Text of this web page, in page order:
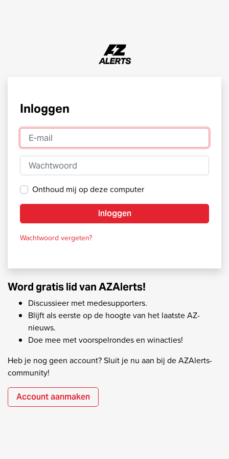
Inloggen
E-mail
Wachtwoord
Onthoud mij op deze computer
Inloggen
Wachtwoord vergeten?
Word gratis lid van AZAlerts!
Discussieer met medesupporters.
Blijft als eerste op de hoogte van het laatste AZ-
nieuws.
Doe mee met voorspelrondes en winacties!
Heb je nog geen account? Sluit je nu aan bij de AZAlerts-
community!
Account aanmaken